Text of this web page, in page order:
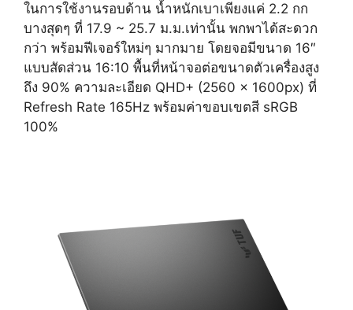
ในการใช้งานรอบด้าน น้ำหนักเบาเพียงแค่ 2.2 กก
บางสุดๆ ที่ 17.9 ~ 25.7 ม.ม.เท่านั้น พกพาได้สะดวก
กว่า พร้อมฟีเจอร์ใหม่ๆ มากมาย โดยจอมีขนาด 16″
แบบสัดส่วน 16:10 พื้นที่หน้าจอต่อขนาดตัวเครื่องสูง
ถึง 90% ความละเอียด QHD+ (2560 x 1600px) ที่
Refresh Rate 165Hz พร้อมค่าขอบเขตสี sRGB
100%